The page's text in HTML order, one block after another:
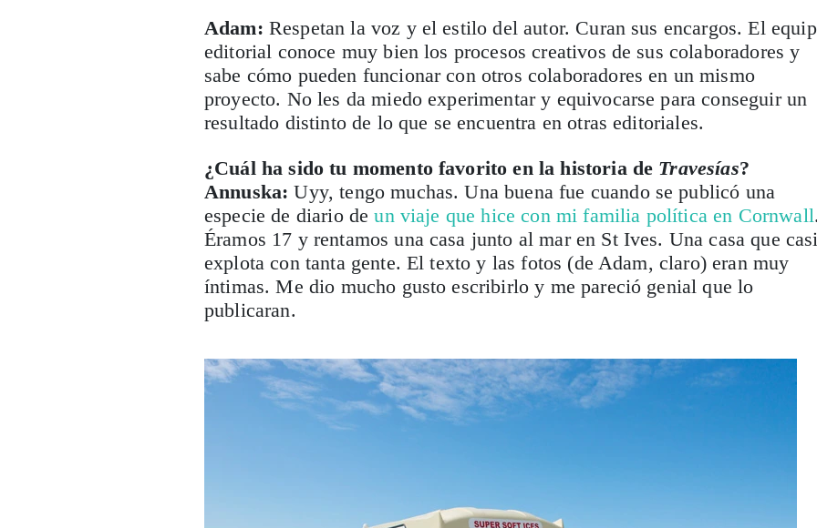
Adam: Respetan la voz y el estilo del autor. Curan sus encargos. El
editorial conoce muy bien los procesos creativos de sus colaboradores y
sabe cómo pueden funcionar con otros colaboradores en un mismo
proyecto. No les da miedo experimentar y equivocarse para conseguir un
resultado distinto de lo que se encuentra en otras editoriales.
¿Cuál ha sido tu momento favorito en la historia de Travesías?
Annuska:Uyy, tengo muchas. Una buena fue cuando se publicó una
especie de diario deun viaje que hice con mi familia política en Cornwall
Éramos 17 y rentamos una casa junto al mar en St Ives. Una casa que
explota con tanta gente. El texto y las fotos (de Adam, claro) eran muy
íntimas. Me dio mucho gusto escribirlo y me pareció genial que lo
publicaran.